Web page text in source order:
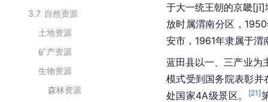
3.7 自然资源
土地资源
矿产资源
生物资源
森林资源
于大一统王朝的京畿[jī]
放时属渭南分区，
安市，1961年隶属于
蓝田县以一、三产业为
模式受到国务院表彰并
处国家4A级景区。
[21]